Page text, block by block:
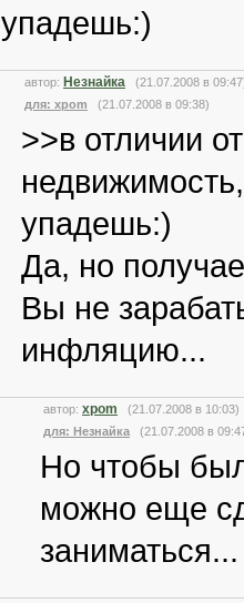
упадешь:)
автор: Незнайка (21.07.2008 в
для: xpom (21.07.2008 в 09:38)
>>в отличии
упадешь:)
Да, но
Вы не
инфляцию...
автор: xpom (21.07.2008 в
для: Незнайка (21.07.2008 в
Но чтобы
можно еще
заниматься...